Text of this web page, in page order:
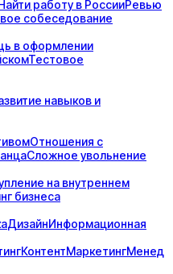
работу в РоссииРевью
собеседование
в оформлении
Тестовое
навыков и
Отношения с
Сложное увольнение
на внутреннем
бизнеса
ДизайнИнформационная
КонтентМаркетингМенед